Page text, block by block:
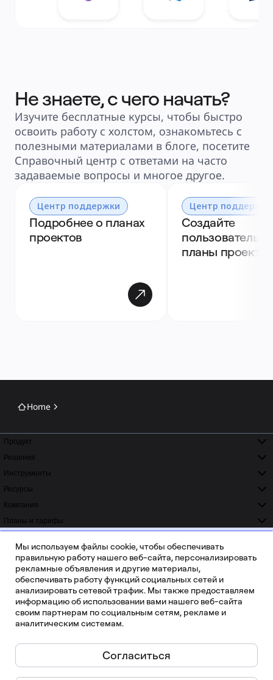
Не знаете, с чего начать?
Изучите бесплатные курсы, чтобы быстро
освоить работу с холстом, ознакомьтесь с
полезными материалами в блоге, посетите
Справочный центр с ответами на часто
задаваемые вопросы и многое другое.
Центр поддержки
Подробнее о планах
проектов
Центр поддержки
Создайте
планы проектов
Home
Продукт
Решения
Инструменты
Ресурсы
Компания
Планы и тарифы
ISO 42001
READY
ISO 27001
CERTIFIED
SOC 2
COMPLIANT
COMPLIANT
Мы используем файлы cookie, чтобы обеспечивать
правильную работу нашего веб-сайта, персонализировать
рекламные объявления и другие материалы,
обеспечивать работу функций социальных сетей и
анализировать сетевой трафик. Мы также предоставляем
информацию об использовании вами нашего веб-сайта
своим партнерам по социальным сетям, рекламе и
аналитическим системам.
Согласиться